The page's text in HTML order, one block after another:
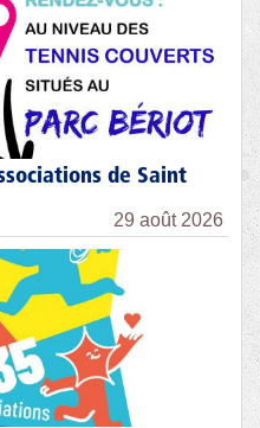
de Saint
29 août 2026